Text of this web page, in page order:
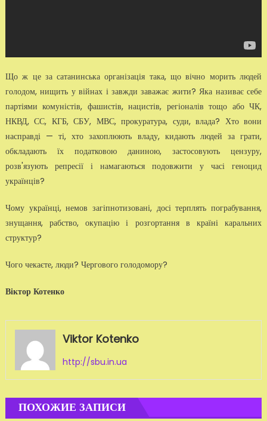
Що ж це за сатанинська організація така, що вічно морить людей
голодом, нищить у війнах і завжди заважає жити? Яка називає себе
партіями комуністів, фашистів, нацистів, регіоналів тощо або ЧК,
НКВД, СС, КГБ, СБУ, МВС, прокуратура, суди, влада? Хто вони
насправді — ті, хто захоплюють владу, кидають людей за грати,
обкладають їх податковою даниною, застосовують цензуру,
розв'язують репресії і намагаються подовжити у часі геноцид
українців?
Чому українці, немов загіпнотизовані, досі терплять пограбування,
знущання, рабство, окупацію і розгортання в країні каральних
структур?
Чого чекаєте, люди? Чергового голодомору?
Віктор Котенко
Viktor Kotenko
http://sbu.in.ua
ПОХОЖИЕ ЗАПИСИ